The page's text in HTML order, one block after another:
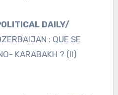
DAILY/
: QUE SE
KARABAKH ? (II)